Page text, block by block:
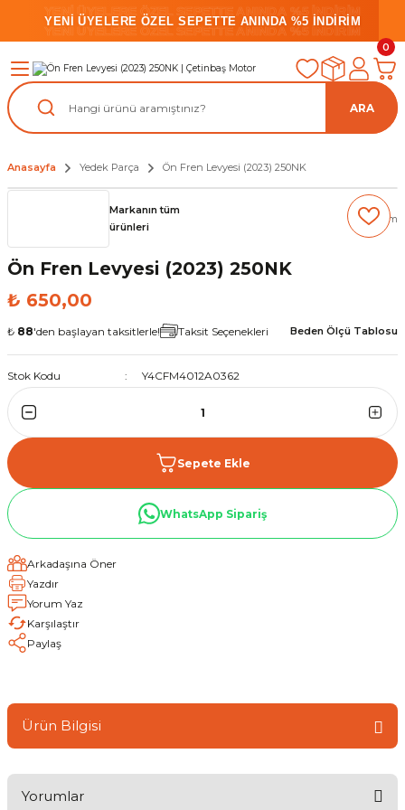
YENİ ÜYELERE ÖZEL SEPETTE ANINDA %5 İNDİRİM
YENİ ÜYELERE ÖZEL SEPETTE ANINDA %5 İNDİRİM
YENİ ÜYELERE ÖZEL SEPETTE ANINDA %5 İNDİRİM
ARA
0
Anasayfa Yedek Parça Ön Fren Levyesi (2023) 250NK
Markanın tüm
ürünleri
(0) Yorum
Ön Fren Levyesi (2023) 250NK
₺ 650,00
₺ 88'den başlayan taksitlerle! Taksit Seçenekleri Beden Ölçü Tablosu
Stok Kodu Y4CFM4012A0362
Sepete Ekle
WhatsApp Sipariş
Arkadaşına Öner
Yazdır
Yorum Yaz
Karşılaştır
Paylaş
Ürün Bilgisi
Yorumlar